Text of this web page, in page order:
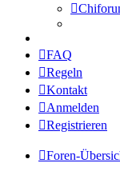
FAQ
Regeln
Kontakt
Anmelden
Registrieren
Foren-